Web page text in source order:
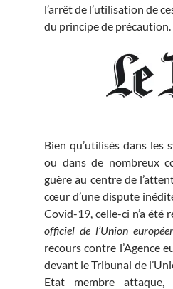
l’arrêt de l’utilisation de
du principe de précaution.
Bien qu’utilisés dans les
ou dans de nombreux
guère au centre de
cœur d’une dispute
Covid-19, celle-ci n’a été
officiel de l’Union
recours contre l’Agence
devant le Tribunal de
Etat membre